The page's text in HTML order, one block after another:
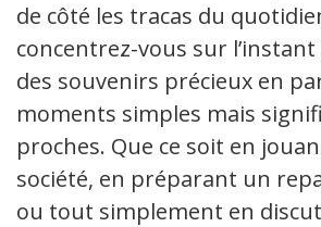
de côté les tracas du
concentrez-vous sur l’instant
des souvenirs précieux en
moments simples mais
proches. Que ce soit en
société, en préparant un
ou tout simplement en